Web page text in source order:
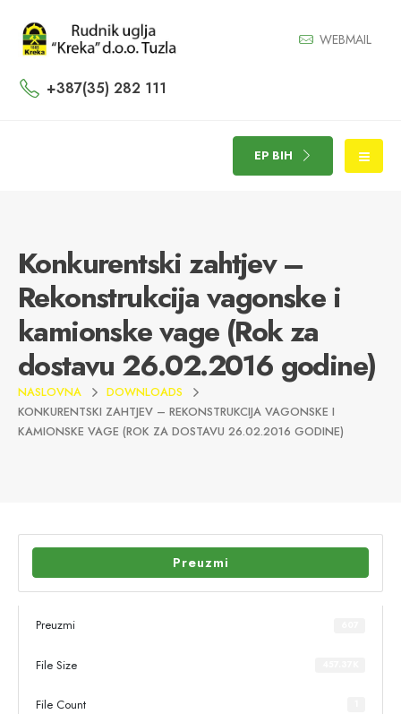
WEBMAIL
+387(35) 282 111
EP BIH
Konkurentski zahtjev –
Rekonstrukcija vagonske i
kamionske vage (Rok za
dostavu 26.02.2016 godine)
NASLOVNA
DOWNLOADS
KONKURENTSKI ZAHTJEV – REKONSTRUKCIJA VAGONSKE I
KAMIONSKE VAGE (ROK ZA DOSTAVU 26.02.2016 GODINE)
Preuzmi
Preuzmi
File Size
File Count